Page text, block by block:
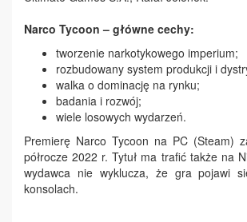
Narco Tycoon – główne cechy:
tworzenie narkotykowego imperium;
rozbudowany system produkcji i
walka o dominację na rynku;
badania i rozwój;
wiele losowych wydarzeń.
Premierę Narco Tycoon na PC (Steam)
półrocze 2022 r. Tytuł ma trafić także na
wydawca nie wyklucza, że gra pojawi
konsolach.